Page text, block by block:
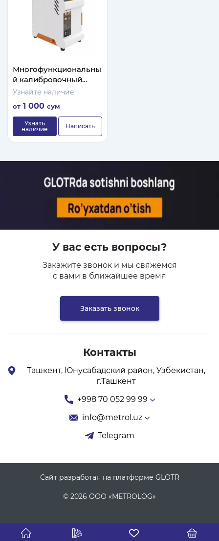
Многофункциональны
й калибровочный
прибор Калибратор
блока
Узнайте наличие
от 1 000 сум
Узнать
наличие
Написать
У вас есть вопросы?
Закажите звонок и мы свяжемся
с вами в ближайшее время
Заказать звонок
Контакты
Ташкент, Юнусабадский район, Узбекистан,
г.Ташкент
+998 70 052 99 99
info@metrol.uz
Telegram
Сайт разработан на платформе GLOTR
© 2026 ООО «METROLOG»